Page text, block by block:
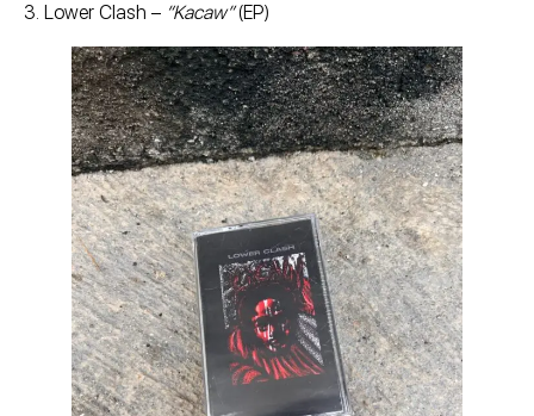
3. Lower Clash – “Kacaw”(EP)